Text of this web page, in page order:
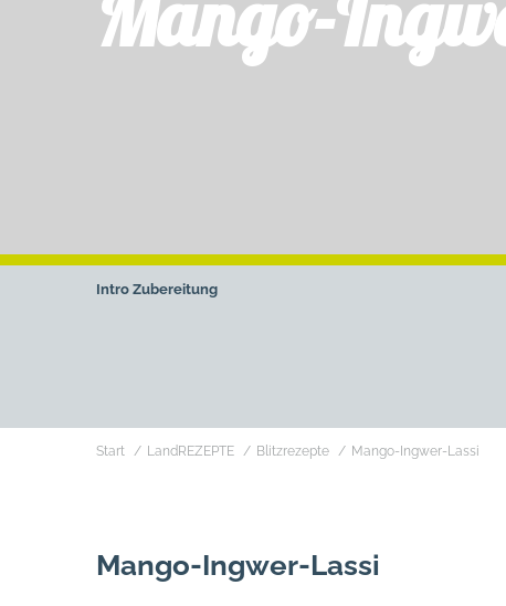
Intro Zubereitung
Sie befinden sich hier:
Start LandREZEPTE Blitzrezepte Mango-Ingwer-Lassi
Mango-Ingwer-Lassi